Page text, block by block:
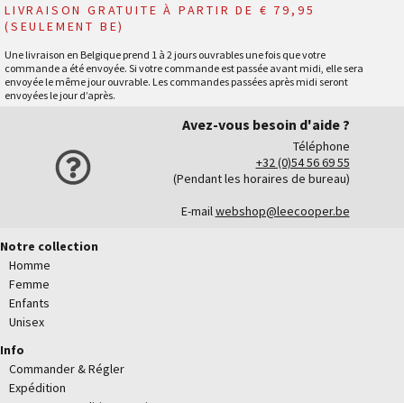
LIVRAISON GRATUITE À PARTIR DE € 79,95
(SEULEMENT BE)
Une livraison en Belgique prend 1 à 2 jours ouvrables une fois que votre
commande a été envoyée. Si votre commande est passée avant midi, elle sera
envoyée le même jour ouvrable. Les commandes passées après midi seront
envoyées le jour d’après.
Avez-vous besoin d'aide ?
Téléphone
+32 (0)54 56 69 55
(Pendant les horaires de bureau)
E-mailwebshop@leecooper.be
Notre collection
Homme
Femme
Enfants
Unisex
Info
Commander & Régler
Expédition